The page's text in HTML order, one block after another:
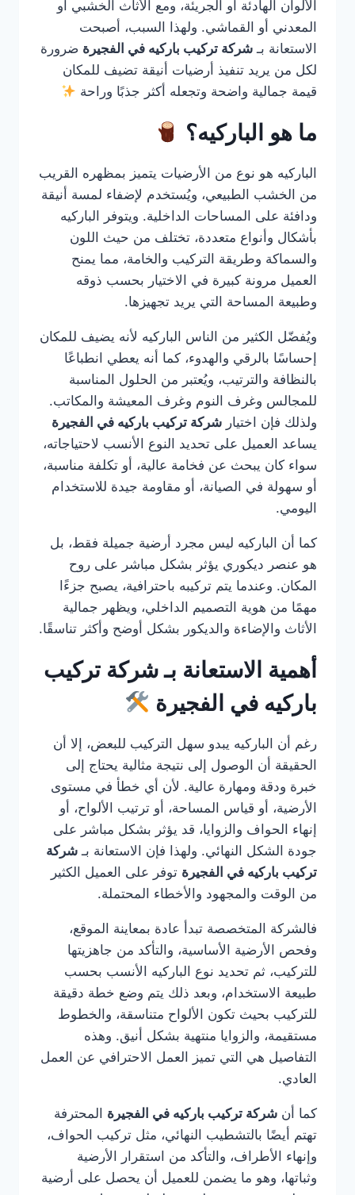
الألوان الهادئة أو الجريئة، ومع الأثاث الخشبي أو
المعدني أو القماشي. ولهذا السبب، أصبحت
الاستعانة بـ شركة تركيب باركيه في الفجيرة ضرورة
لكل من يريد تنفيذ أرضيات أنيقة تضيف للمكان
قيمة جمالية واضحة وتجعله أكثر جذبًا وراحة
ما هو الباركيه؟
الباركيه هو نوع من الأرضيات يتميز بمظهره القريب
من الخشب الطبيعي، ويُستخدم لإضفاء لمسة أنيقة
ودافئة على المساحات الداخلية. ويتوفر الباركيه
بأشكال وأنواع متعددة، تختلف من حيث اللون
والسماكة وطريقة التركيب والخامة، مما يمنح
العميل مرونة كبيرة في الاختيار بحسب ذوقه
وطبيعة المساحة التي يريد تجهيزها.
ويُفضّل الكثير من الناس الباركيه لأنه يضيف للمكان
إحساسًا بالرقي والهدوء، كما أنه يعطي انطباعًا
بالنظافة والترتيب، ويُعتبر من الحلول المناسبة
للمجالس وغرف النوم وغرف المعيشة والمكاتب.
ولذلك فإن اختيار شركة تركيب باركيه في الفجيرة
يساعد العميل على تحديد النوع الأنسب لاحتياجاته،
سواء كان يبحث عن فخامة عالية، أو تكلفة مناسبة،
أو سهولة في الصيانة، أو مقاومة جيدة للاستخدام
اليومي.
كما أن الباركيه ليس مجرد أرضية جميلة فقط، بل
هو عنصر ديكوري يؤثر بشكل مباشر على روح
المكان. وعندما يتم تركيبه باحترافية، يصبح جزءًا
مهمًا من هوية التصميم الداخلي، ويظهر جمالية
الأثاث والإضاءة والديكور بشكل أوضح وأكثر تناسقًا.
أهمية الاستعانة بـ شركة تركيب
باركيه في الفجيرة
رغم أن الباركيه يبدو سهل التركيب للبعض، إلا أن
الحقيقة أن الوصول إلى نتيجة مثالية يحتاج إلى
خبرة ودقة ومهارة عالية. لأن أي خطأ في مستوى
الأرضية، أو قياس المساحة، أو ترتيب الألواح، أو
إنهاء الحواف والزوايا، قد يؤثر بشكل مباشر على
جودة الشكل النهائي. ولهذا فإن الاستعانة بـ شركة
تركيب باركيه في الفجيرة توفر على العميل الكثير
من الوقت والمجهود والأخطاء المحتملة.
فالشركة المتخصصة تبدأ عادة بمعاينة الموقع،
وفحص الأرضية الأساسية، والتأكد من جاهزيتها
للتركيب، ثم تحديد نوع الباركيه الأنسب بحسب
طبيعة الاستخدام، وبعد ذلك يتم وضع خطة دقيقة
للتركيب بحيث تكون الألواح متناسقة، والخطوط
مستقيمة، والزوايا منتهية بشكل أنيق. وهذه
التفاصيل هي التي تميز العمل الاحترافي عن العمل
العادي.
كما أن شركة تركيب باركيه في الفجيرة المحترفة
تهتم أيضًا بالتشطيب النهائي، مثل تركيب الحواف،
وإنهاء الأطراف، والتأكد من استقرار الأرضية
وثباتها، وهو ما يضمن للعميل أن يحصل على أرضية